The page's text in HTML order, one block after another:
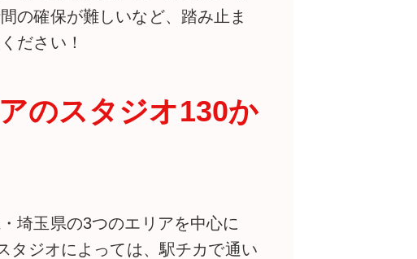
の確保が難しいなど、踏み止ま
ださい！
のスタジオ130か
埼玉県の3つのエリアを中心に
タジオによっては、駅チカで通い